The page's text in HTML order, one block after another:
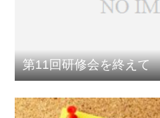
第11回研修会を終えて